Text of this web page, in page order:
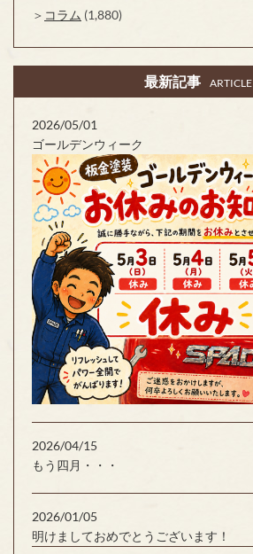
コラム (1,880)
最新記事 ARTICLE
2026/05/01
ゴールデンウィーク
2026/04/15
もう四月・・・
2026/01/05
明けましておめでとうございます！